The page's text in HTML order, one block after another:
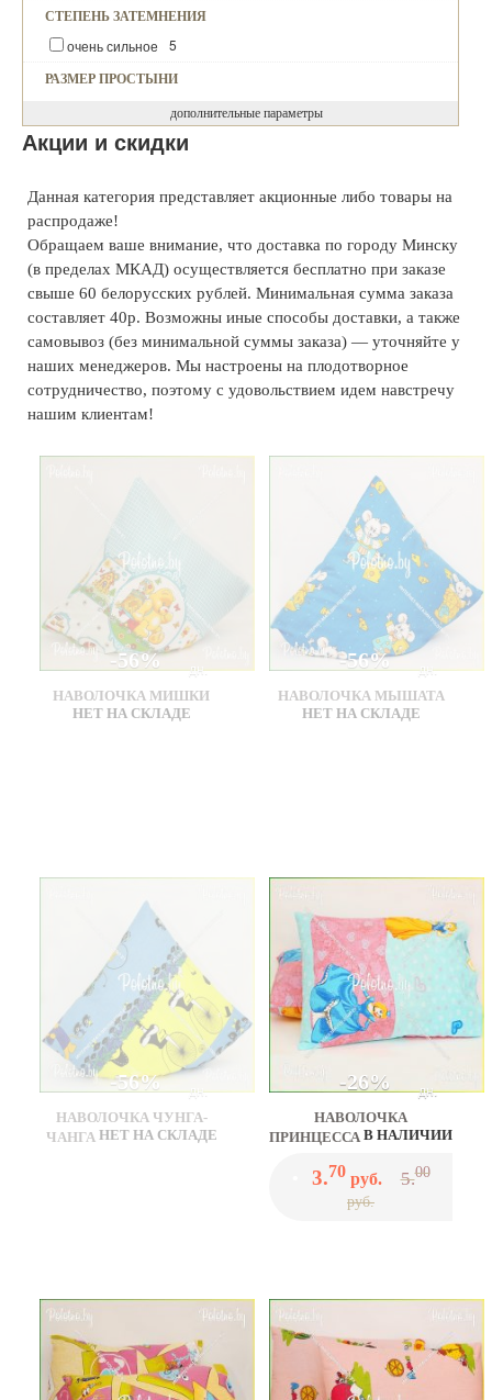
СТЕПЕНЬ ЗАТЕМНЕНИЯ
очень сильное 5
РАЗМЕР ПРОСТЫНИ
дополнительные параметры
Акции и скидки
Данная категория представляет акционные либо товары на
распродаже!
Обращаем ваше внимание, что доставка по городу Минску
(в пределах МКАД) осуществляется бесплатно при заказе
свыше 60 белорусских рублей. Минимальная сумма заказа
составляет 40р. Возможны иные способы доставки, а также
самовывоз (без минимальной суммы заказа) — уточняйте у
наших менеджеров. Мы настроены на плодотворное
сотрудничество, поэтому с удовольствием идем навстречу
нашим клиентам!
-56% дн.
НАВОЛОЧКА МИШКИ
НЕТ НА СКЛАДЕ
-56% дн.
НАВОЛОЧКА МЫШАТА
НЕТ НА СКЛАДЕ
-56% дн.
НАВОЛОЧКА ЧУНГА-
ЧАНГА НЕТ НА СКЛАДЕ
-26% дн.
НАВОЛОЧКА
ПРИНЦЕССА В НАЛИЧИИ
3.70руб. 5.00
руб.